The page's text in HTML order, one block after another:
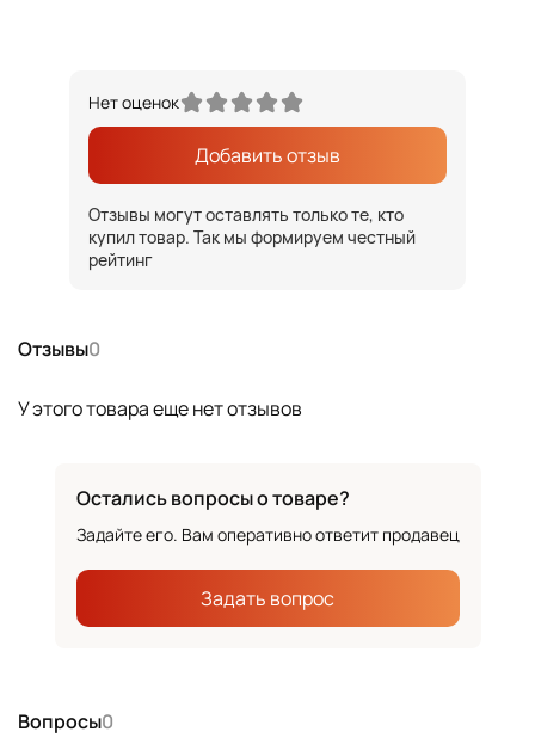
Отзывы0
У этого товара еще нет отзывов
Нет оценок
Добавить отзыв
Отзывы могут оставлять только те, кто
купил товар. Так мы формируем честный
рейтинг
Вопросы0
Остались вопросы о товаре?
Задайте его. Вам оперативно ответит продавец
Задать вопрос